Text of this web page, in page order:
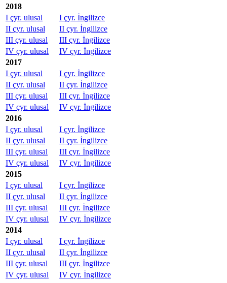
2018
I çyr. ulusal
I çyr. İngilizce
II çyr. ulusal
II çyr. İngilizce
III çyr. ulusal
III çyr. İngilizce
IV çyr. ulusal
IV çyr. İngilizce
2017
I çyr. ulusal
I çyr. İngilizce
II çyr. ulusal
II çyr. İngilizce
III çyr. ulusal
III çyr. İngilizce
IV çyr. ulusal
IV çyr. İngilizce
2016
I çyr. ulusal
I çyr. İngilizce
II çyr. ulusal
II çyr. İngilizce
III çyr. ulusal
III çyr. İngilizce
IV çyr. ulusal
IV çyr. İngilizce
2015
I çyr. ulusal
I çyr. İngilizce
II çyr. ulusal
II çyr. İngilizce
III çyr. ulusal
III çyr. İngilizce
IV çyr. ulusal
IV çyr. İngilizce
2014
I çyr. ulusal
I çyr. İngilizce
II çyr. ulusal
II çyr. İngilizce
III çyr. ulusal
III çyr. İngilizce
IV çyr. ulusal
IV çyr. İngilizce